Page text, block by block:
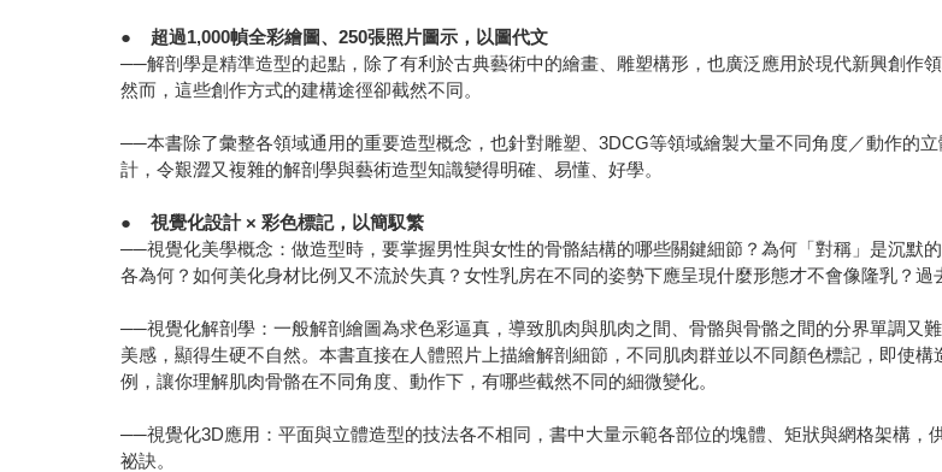
● 超過1,000幀全彩繪圖、250張照片圖示，以圖代文
──解剖學是精準造型的起點，除了有利於古典藝術中的繪畫、雕塑構形，也廣泛應用於現代新興創作
然而，這些創作方式的建構途徑卻截然不同。
──本書除了彙整各領域通用的重要造型概念，也針對雕塑、3DCG等領域繪製大量不同角度／動作的
計，令艱澀又複雜的解剖學與藝術造型知識變得明確、易懂、好學。
●視覺化設計 × 彩色標記，以簡馭繁
──視覺化美學概念：做造型時，要掌握男性與女性的骨骼結構的哪些關鍵細節？為何「對稱」是沉默
各為何？如何美化身材比例又不流於失真？女性乳房在不同的姿勢下應呈現什麼形態才不會像隆乳？
──視覺化解剖學：一般解剖繪圖為求色彩逼真，導致肌肉與肌肉之間、骨骼與骨骼之間的分界單調又
美感，顯得生硬不自然。本書直接在人體照片上描繪解剖細節，不同肌肉群並以不同顏色標記，即使
例，讓你理解肌肉骨骼在不同角度、動作下，有哪些截然不同的細微變化。
──視覺化3D應用：平面與立體造型的技法各不相同，書中大量示範各部位的塊體、矩狀與網格架構
祕訣。